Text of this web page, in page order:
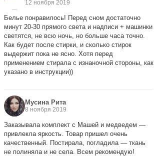
12 ноября 2019
Белье понравилось! Перед сном достаточно
минут 20-30 прямого света и надписи + машинки
светятся, не всю ночь, но больше часа точно.
Как будет после стирки, и сколько стирок
выдержит пока не ясно. Хотя перед
применением стирала с изнаночной стороны, как
указано в инструкции))
Мусина Рита
8 ноября 2019
Заказывала комплект с Машей и медведем —
привлекла яркость. Товар пришел очень
качественный. Постирала, погладила — ткань
не полиняла и не села. Всем рекомендую!